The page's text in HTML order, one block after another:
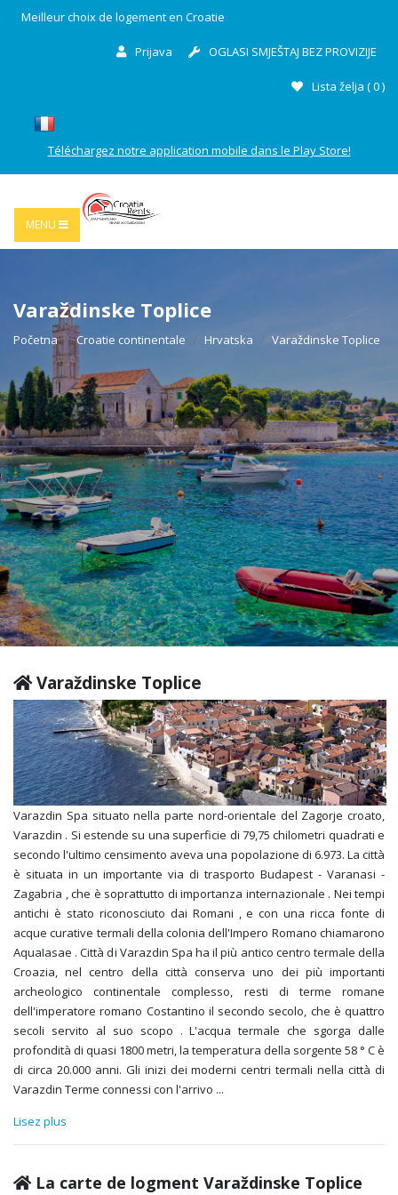
Meilleur choix de logement en Croatie
Prijava OGLASI SMJEŠTAJ BEZ PROVIZIJE
Lista želja (0)
Téléchargez notre application mobile dans le Play Store!
MENU
Varaždinske Toplice
Početna Croatie continentale Hrvatska Varaždinske Toplice
Varaždinske Toplice
Varazdin Spa situato nella parte nord-orientale del Zagorje croato,
Varazdin . Si estende su una superficie di 79,75 chilometri quadrati e
secondo l'ultimo censimento aveva una popolazione di 6.973. La città
è situata in un importante via di trasporto Budapest - Varanasi -
Zagabria , che è soprattutto di importanza internazionale . Nei tempi
antichi è stato riconosciuto dai Romani , e con una ricca fonte di
acque curative termali della colonia dell'Impero Romano chiamarono
AquaIasae . Città di Varazdin Spa ha il più antico centro termale della
Croazia, nel centro della città conserva uno dei più importanti
archeologico continentale complesso, resti di terme romane
dell'imperatore romano Costantino il secondo secolo, che è quattro
secoli servito al suo scopo . L'acqua termale che sgorga dalle
profondità di quasi 1800 metri, la temperatura della sorgente 58 ° C è
di circa 20.000 anni. Gli inizi dei moderni centri termali nella città di
Varazdin Terme connessi con l'arrivo ...
Lisez plus
La carte de logment Varaždinske Toplice